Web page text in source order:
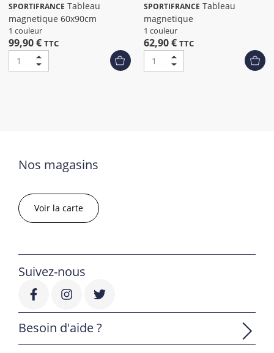
SPORTIFRANCE
magnetique 60x90cm
1 couleur
99,90 € TTC
SPORTIFRANCE
magnetique
1 couleur
62,90 € TTC
Nos magasins
Voir la carte
Suivez-nous
Besoin d'aide ?